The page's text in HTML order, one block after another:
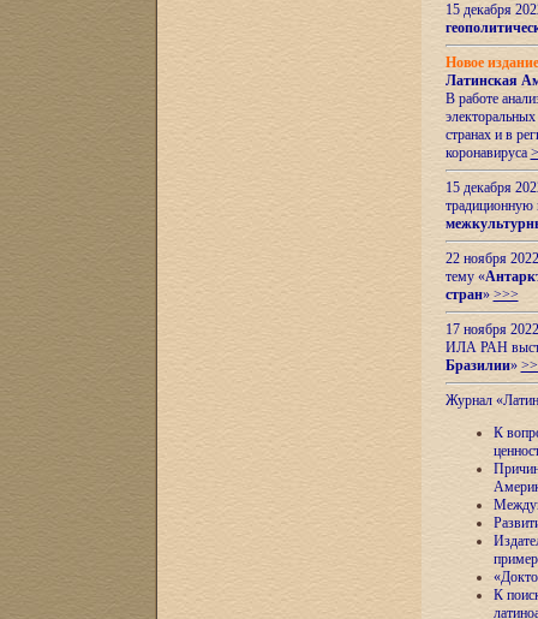
15 декабря
Новое
Латинская
В работе
странах и в
коронавируса
15 декабря
22 ноября
тему «
стран» >>>
17 ноября
ИЛА РАН
Бразилии»
Журнал
К
К